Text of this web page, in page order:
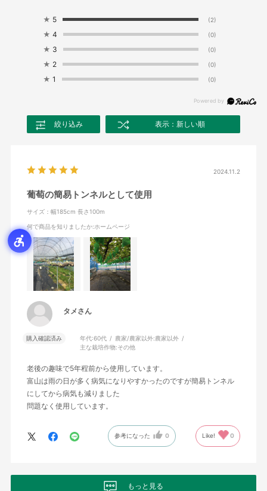
★ 5 (2)
★ 4 (0)
★ 3 (0)
★ 2 (0)
★ 1 (0)
絞り込み 表示：新しい順
2024.11.2
葡萄の簡易トンネルとして使用
サイズ：幅185cm 長さ100m
何で商品を知りましたか:ホームページ
タメさん
購入確認済み 年代:60代 農家/農家以外:農家以外
主な栽培作物:その他
老後の趣味で5年程前から使用しています。
富山は雨の日が多く病気になりやすかったのですが簡易トンネル
にしてから病気も減りました
問題なく使用しています。
参考になった 0 Like! 0
もっと見る